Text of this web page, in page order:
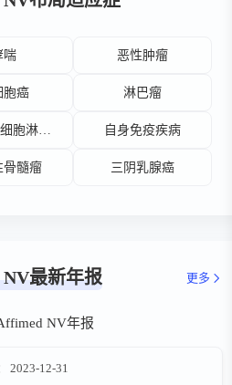
喘 恶性肿瘤
胞癌 淋巴瘤
自身免疫疾病
骨髓瘤 三阴乳腺癌
最新年报 更多
NV年报
2023-12-31